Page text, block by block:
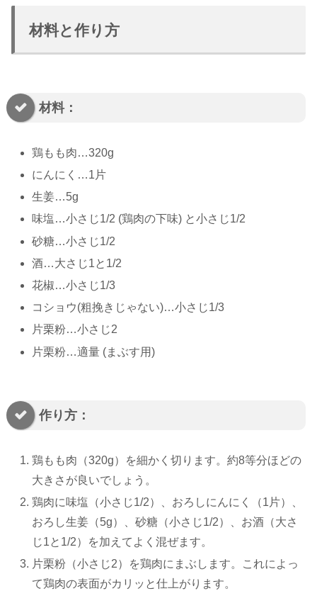
材料と作り方
材料：
鶏もも肉…320g
にんにく…1片
生姜…5g
味塩…小さじ1/2 (鶏肉の下味) と小さじ1/2
砂糖…小さじ1/2
酒…大さじ1と1/2
花椒…小さじ1/3
コショウ(粗挽きじゃない)…小さじ1/3
片栗粉…小さじ2
片栗粉…適量 (まぶす用)
作り方：
鶏もも肉（320g）を細かく切ります。約8等分ほどの
大きさが良いでしょう。
鶏肉に味塩（小さじ1/2）、おろしにんにく（1片）、
おろし生姜（5g）、砂糖（小さじ1/2）、お酒（大さ
じ1と1/2）を加えてよく混ぜます。
片栗粉（小さじ2）を鶏肉にまぶします。これによっ
て鶏肉の表面がカリッと仕上がります。